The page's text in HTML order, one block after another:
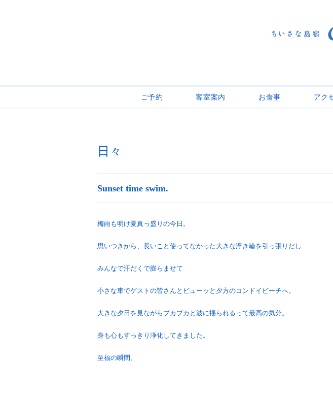
ご予約 客室案内 お食事 アク
日々
Sunset time swim.
梅雨も明け夏真っ盛りの今日。
思いつきから、長いこと使ってなかった大きな浮き輪を引っ張りだし
みんなで汗だくで膨らませて
小さな車でゲストの皆さんとビューッと夕方のコンドイビーチへ。
大きな夕日を見ながらプカプカと波に揺られるって最高の気分。
身も心もすっきり浄化してきました。
至福の瞬間。